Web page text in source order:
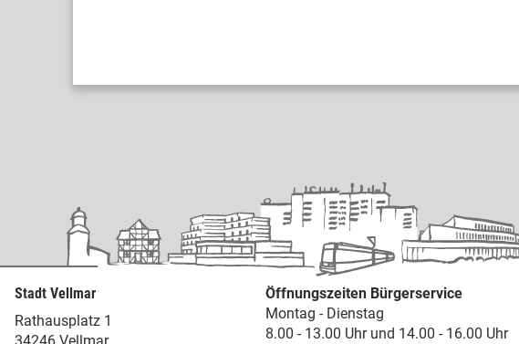
Stadt Vellmar
Rathausplatz 1
Öffnungszeiten Bürgerservice
Montag - Dienstag
8.00 - 13.00 Uhr und 14.00 - 16.00 Uhr